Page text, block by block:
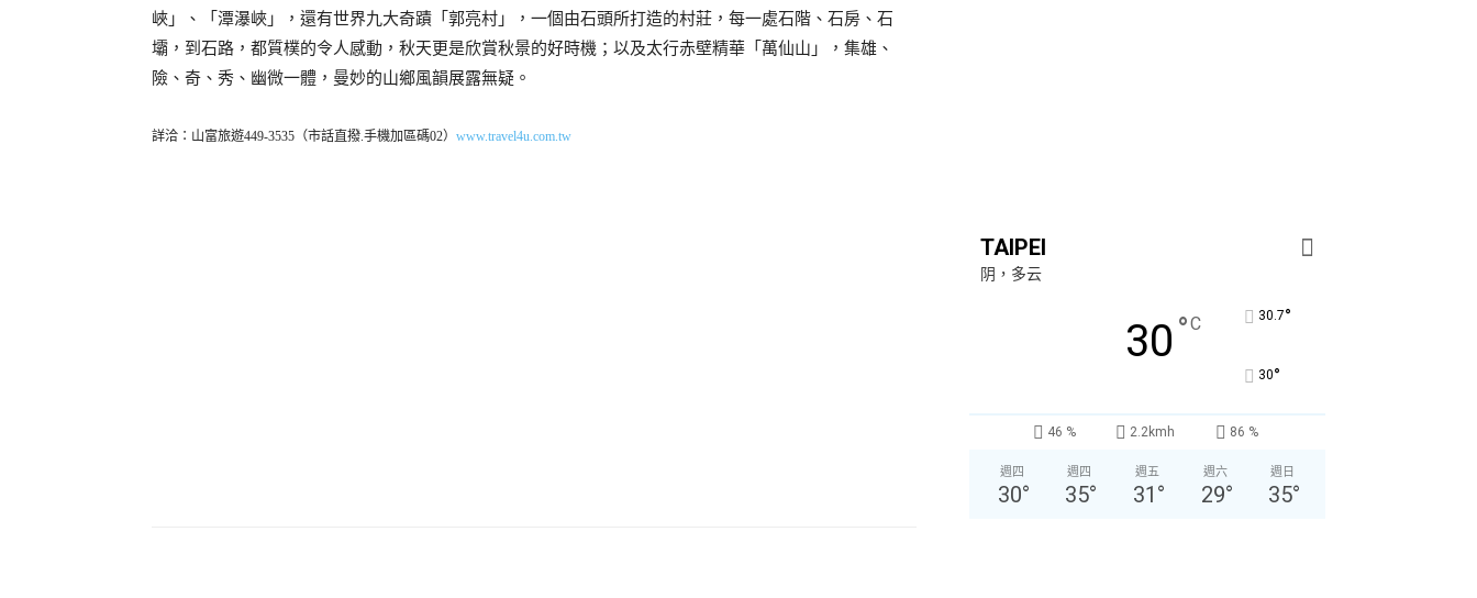
峽」、「潭瀑峽」，還有世界九大奇蹟「郭亮村」，一個由石頭所打造的村莊，每一處石階、石房、石
壩，到石路，都質樸的令人感動，秋天更是欣賞秋景的好時機；以及太行赤壁精華「萬仙山」，集雄、
險、奇、秀、幽微一體，曼妙的山鄉風韻展露無疑。
詳洽：山富旅遊449-3535 （市話直撥.手機加區碼02） www.travel4u.com.tw
TAIPEI
阴，多云
30 °C 30.7°
30°
46 % 2.2kmh 86 %
週四
30°
週四
35°
週五
31 °
週六
29°
週日
35°